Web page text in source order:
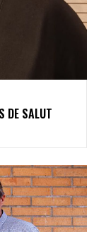
DE SALUT